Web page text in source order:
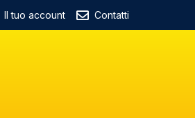
Il tuo account Contatti